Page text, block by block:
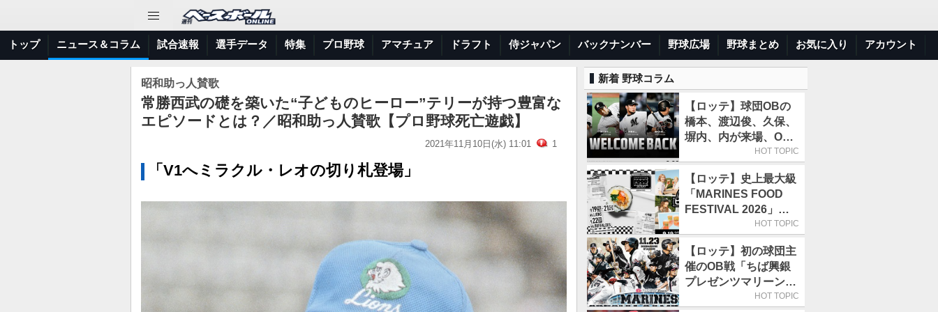
トップ ニュース＆コラム 試合速報 選手データ 特集 プロ野球 アマチュア ドラフト 侍ジャパン バックナンバー 野球広場 野球まとめ お気に入り アカウント
昭和助っ人賛歌
常勝西武の礎を築いた“子どものヒーロー”テリーが持つ豊富な
エピソードとは？／昭和助っ人賛歌【プロ野球死亡遊戯】
2021年11月10日(水) 11:01 1
「V1へミラクル・レオの切り札登場」
新着 野球コラム
【ロッテ】球団OBの
橋本、渡辺俊、久保、
塀内、内が来場、OB
解説も／9月22日開催
HOT TOPIC
【ロッテ】史上最大級
「MARINES FOOD
FESTIVAL 2026」第4
弾「KOREAN
日／初日はビール半額
デー
HOT TOPIC
【ロッテ】初の球団主
催のOB戦「ちば興銀
プレゼンツマリーンズ
スペシャルゲームHOT TOPIC